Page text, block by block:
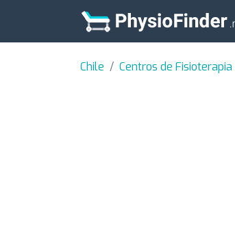
Chile Centros de